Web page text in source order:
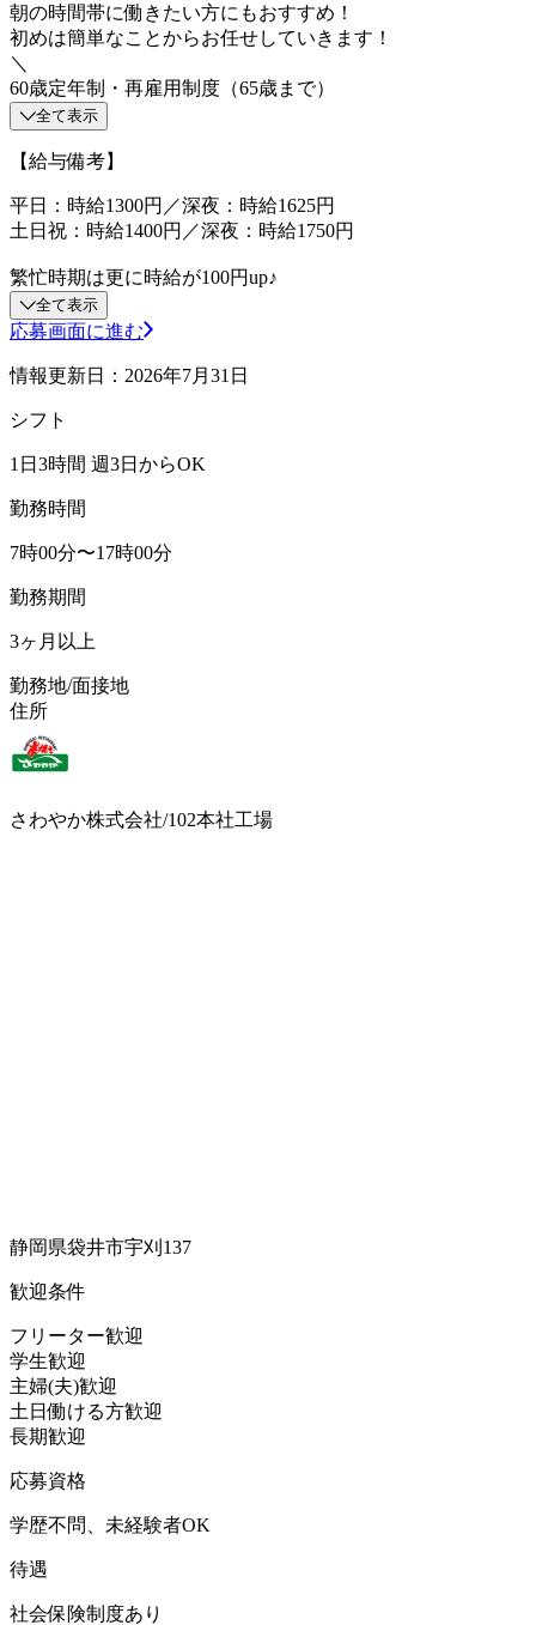
朝の時間帯に働きたい方にもおすすめ！
初めは簡単なことからお任せしていきます！
＼
60歳定年制・再雇用制度（65歳まで）
全て表示
【給与備考】
平日：時給1300円／深夜：時給1625円
土日祝：時給1400円／深夜：時給1750円
繁忙時期は更に時給が100円up♪
全て表示
応募画面に進む
情報更新日：2026年7月31日
シフト
1日3時間 週3日からOK
勤務時間
7時00分〜17時00分
勤務期間
3ヶ月以上
勤務地/面接地
住所
さわやか株式会社/102本社工場
静岡県袋井市宇刈137
歓迎条件
フリーター歓迎
学生歓迎
主婦(夫)歓迎
土日働ける方歓迎
長期歓迎
応募資格
学歴不問、未経験者OK
待遇
社会保険制度あり